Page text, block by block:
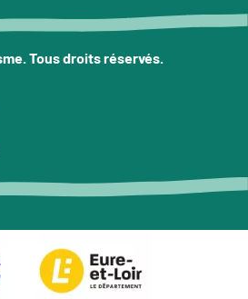
Tous droits réservés.